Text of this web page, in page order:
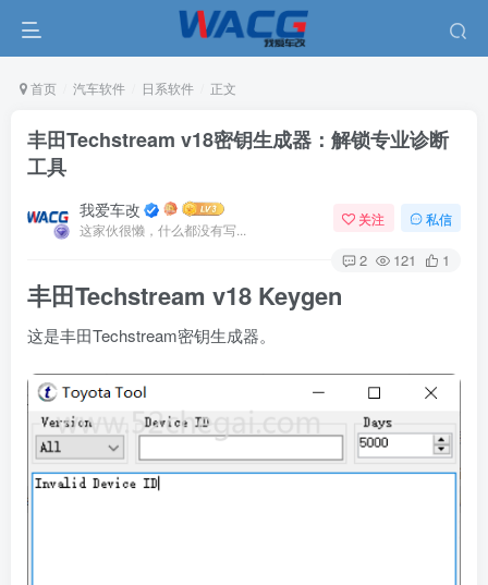
首页 汽车软件 日系软件 正文
丰田Techstream v18密钥生成器：解锁专业诊断
工具
我爱车改
这家伙很懒，什么都没有写...
关注 私信
2 121 1
丰田Techstream v18 Keygen
这是丰田Techstream密钥生成器。